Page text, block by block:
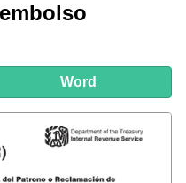
Word